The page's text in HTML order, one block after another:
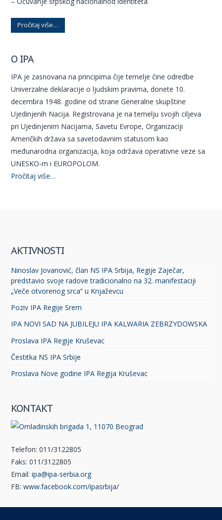
Pročitaj više…
O IPA
IPA je zasnovana na principima čije temelje čine odredbe
Univerzalne deklaracije o ljudskim pravima, donete 10.
decembra 1948. godine od strane Generalne skupštine
Ujedinjenih Nacija. Registrovana je na temelju svojih ciljeva
pri Ujedinjenim Nacijama, Savetu Evrope, Organizaciji
Američkih država sa savetodavnim statusom kao
međunarodna organizacija, koja održava operativne veze sa
UNESKO-m i EUROPOLOM.
Pročitaj više…
AKTIVNOSTI
Ninoslav Jovanović, član NS IPA Srbija, Regije Zaječar,
predstavio svoje radove tradicionalno na 32. manifestaciji
„Veče otvorenog srca” u Knjaževcu
Poziv IPA Regije Srem
IPA NOVI SAD NA JUBILEJU IPA KALWARIA ZEBRZYDOWSKA
Proslava IPA Regije Kruševac
Čestitka NS IPA Srbije
Proslava Nove godine IPA Regija Kruševac
KONTAKT
Telefon: 011/3122805
Faks: 011/3122805
Email:ipa@ipa-serbia.org
FB:www.facebook.com/ipasrbija/